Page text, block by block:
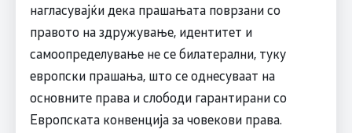
нагласувајќи дека прашањата поврзани со
правото на здружување, идентитет и
самоопределување не се билатерални, туку
европски прашања, што се однесуваат на
основните права и слободи гарантирани со
Европската конвенција за човекови права.